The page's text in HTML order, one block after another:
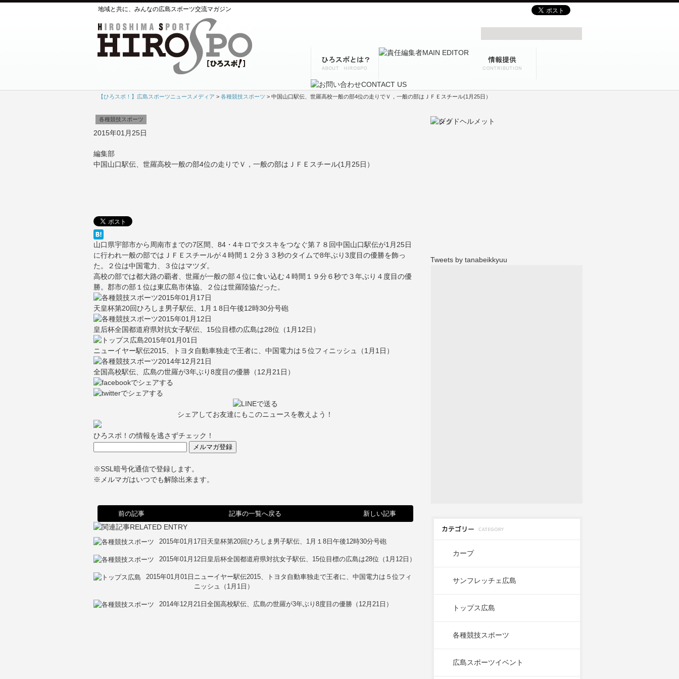
地域と共に、みんなの広島スポーツ交流マガジン
【ひろスポ！】広島スポーツニュースメディア > 各種競技スポーツ > 中国山口駅伝、世羅高校一般の部4位の走りでＶ，一般の部はＪＦＥスチール(1月25日）
各種競技スポーツ
2015年01月25日
編集部
中国山口駅伝、世羅高校一般の部4位の走りでＶ，一般の部はＪＦＥスチール(1月25日）
山口県宇部市から周南市までの7区間、84・4キロでタスキをつなぐ第７８回中国山口駅伝が1月25日
に行われ一般の部ではＪＦＥスチールが４時間１２分３３秒のタイムで8年ぶり3度目の優勝を飾っ
た。２位は中国電力、３位はマツダ。
高校の部では都大路の覇者、世羅が一般の部４位に食い込む４時間１９分６秒で３年ぶり４度目の優
勝。郡市の部１位は東広島市体協、２位は世羅陸協だった。
2015年01月17日
天皇杯第20回ひろしま男子駅伝、1月１8日午後12時30分号砲
2015年01月12日
皇后杯全国都道府県対抗女子駅伝、15位目標の広島は28位（1月12日）
2015年01月01日
ニューイヤー駅伝2015、トヨタ自動車独走で王者に、中国電力は５位フィニッシュ（1月1日）
2014年12月21日
全国高校駅伝、広島の世羅が3年ぶり8度目の優勝（12月21日）
シェアしてお友達にもこのニュースを教えよう！
ひろスポ！の情報を逃さずチェック！
※SSL暗号化通信で登録します。
※メルマガはいつでも解除出来ます。
前の記事 記事の一覧へ戻る 新しい記事
2015年01月17日 天皇杯第20回ひろしま男子駅伝、1月１8日午後12時30分号砲
2015年01月12日 皇后杯全国都道府県対抗女子駅伝、15位目標の広島は28位（1月12日）
2015年01月01日 ニューイヤー駅伝2015、トヨタ自動車独走で王者に、中国電力は５位フィ
ニッシュ（1月1日）
2014年12月21日 全国高校駅伝、広島の世羅が3年ぶり8度目の優勝（12月21日）
Tweets by tanabeikkyuu
カープ
サンフレッチェ広島
トップス広島
各種競技スポーツ
広島スポーツイベント